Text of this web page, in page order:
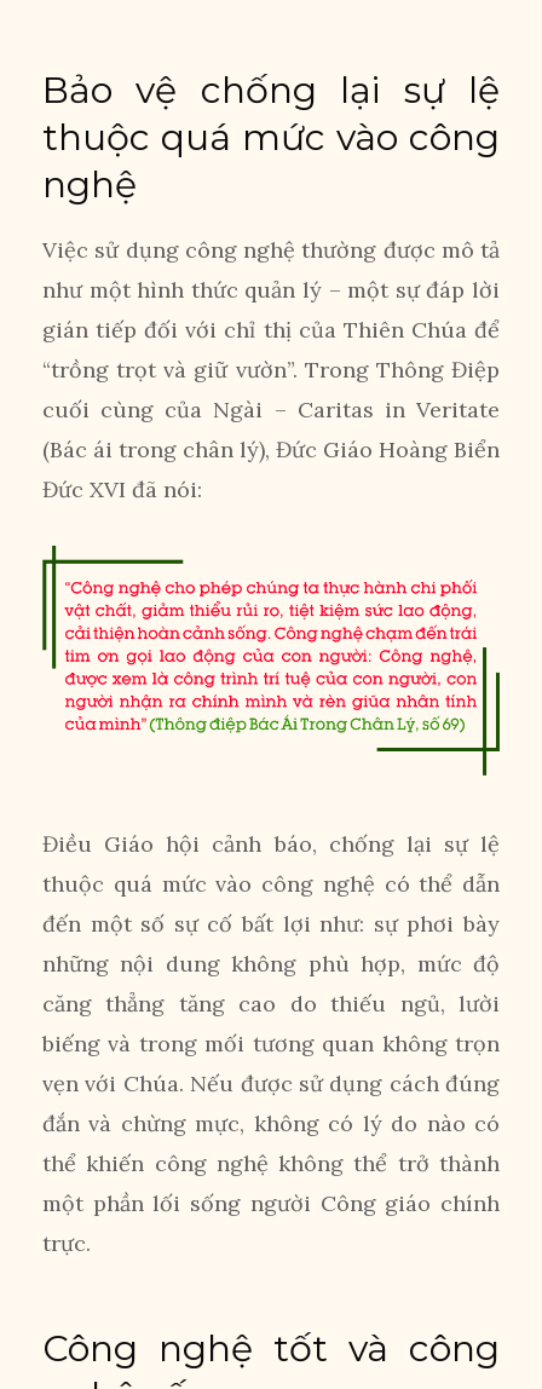
Bảo vệ chống lại sự lệ
thuộc quá mức vào công
nghệ
Việc sử dụng công nghệ thường được mô tả
như một hình thức quản lý – một sự đáp lời
gián tiếp đối với chỉ thị của Thiên Chúa để
“trồng trọt và giữ vườn”. Trong Thông Điệp
cuối cùng của Ngài – Caritas in Veritate
(Bác ái trong chân lý), Đức Giáo Hoàng Biển
Đức XVI đã nói:
Điều Giáo hội cảnh báo, chống lại sự lệ
thuộc quá mức vào công nghệ có thể dẫn
đến một số sự cố bất lợi như: sự phơi bày
những nội dung không phù hợp, mức độ
căng thẳng tăng cao do thiếu ngủ, lười
biếng và trong mối tương quan không trọn
vẹn với Chúa. Nếu được sử dụng cách đúng
đắn và chừng mực, không có lý do nào có
thể khiến công nghệ không thể trở thành
một phần lối sống người Công giáo chính
trực.
Công nghệ tốt và công